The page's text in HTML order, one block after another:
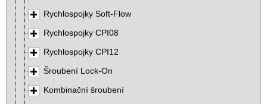
Rychlospojky Soft-Flow
Rychlospojky CPI08
Rychlospojky CPI12
Šroubení Lock-On
Kombinační šroubení